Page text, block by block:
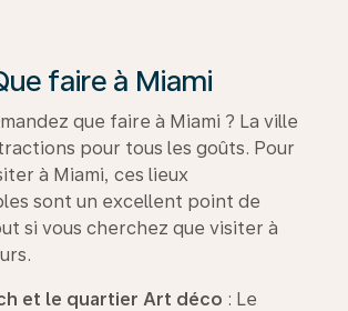
faire à Miami
que faire à Miami ? La ville
pour tous les goûts. Pour
à Miami, ces lieux
sont un excellent point de
si vous cherchez que visiter à
et le quartier Art déco : Le